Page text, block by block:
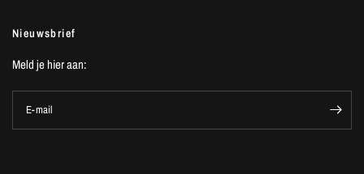
Nieuwsbrief
Meld je hier aan:
E-mail